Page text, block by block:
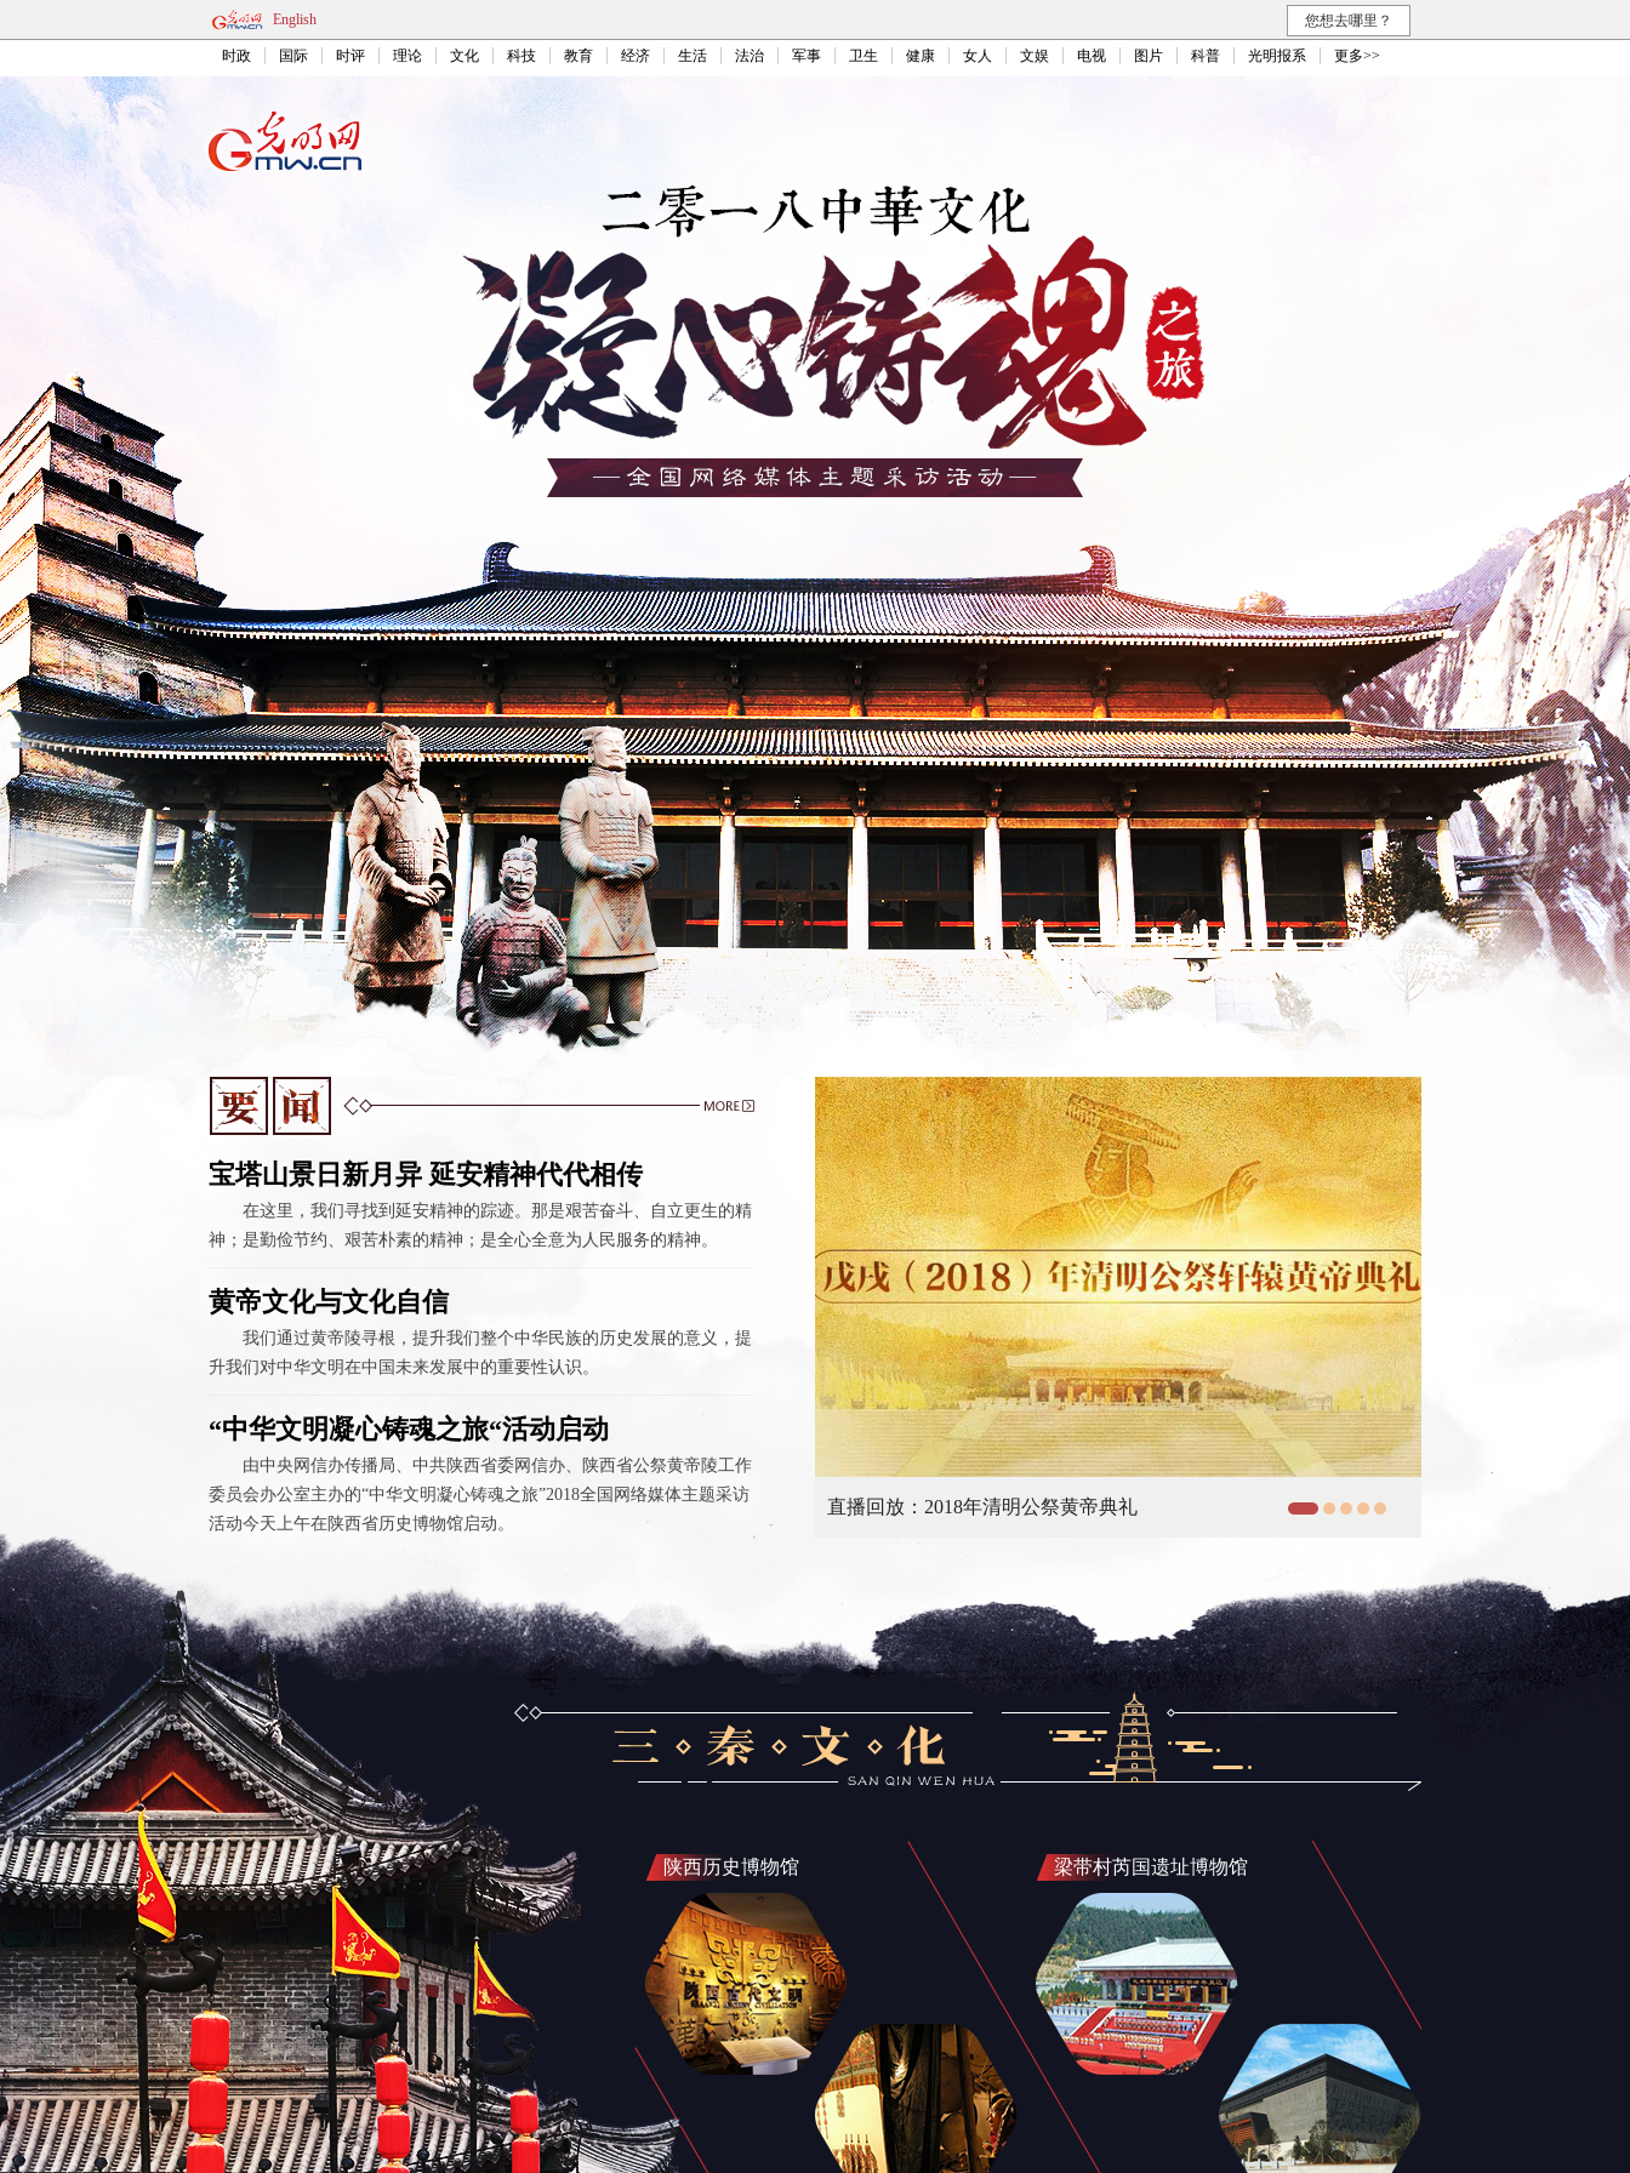
English 您想去哪里？
时政 国际 时评 理论 文化 科技 教育 经济 生活 法治 军事 卫生 健康 女人 文娱 电视 图片 科普 光明报系 更多>>
宝塔山景日新月异 延安精神代代相传
在这里，我们寻找到延安精神的踪迹。那是艰苦奋斗、自立更生的精
神；是勤俭节约、艰苦朴素的精神；是全心全意为人民服务的精神。
黄帝文化与文化自信
我们通过黄帝陵寻根，提升我们整个中华民族的历史发展的意义，提
升我们对中华文明在中国未来发展中的重要性认识。
“中华文明凝心铸魂之旅“活动启动
由中央网信办传播局、中共陕西省委网信办、陕西省公祭黄帝陵工作
委员会办公室主办的“中华文明凝心铸魂之旅”2018全国网络媒体主题采访
活动今天上午在陕西省历史博物馆启动。
直播回放：2018年清明公祭黄帝典礼 壶口岸边百余记者合唱《保卫黄河》
陕西历史博物馆 梁带村芮国遗址博物馆